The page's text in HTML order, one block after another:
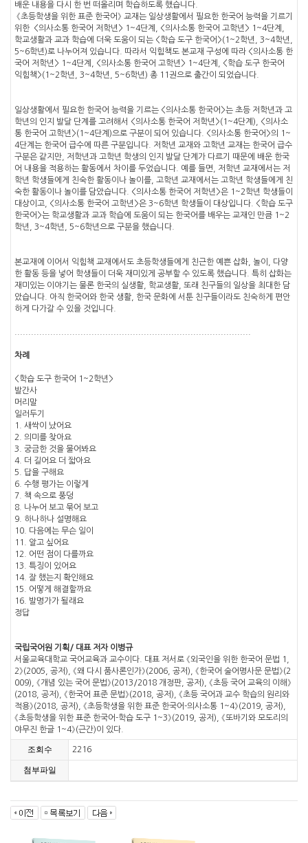
배운 내용을 다시 한 번 떠올리며 학습하도록 했습니다.
《초등학생을 위한 표준 한국어》 교재는 일상생활에서 필요한 한국어 능력을 기르기
위한 <의사소통 한국어 저학년> 1~4단계, <의사소통 한국어 고학년> 1~4단계,
학교생활과 교과 학습에 더욱 도움이 되는 <학습 도구 한국어>(1~2학년, 3~4학년,
5~6학년)로 나누어져 있습니다. 따라서 익힘책도 본교재 구성에 따라 <의사소통 한
국어 저학년> 1~4단계, <의사소통 한국어 고학년> 1~4단계, <학습 도구 한국어
익힘책>(1~2학년, 3~4학년, 5~6학년) 총 11권으로 출간이 되었습니다.
일상생활에서 필요한 한국어 능력을 기르는 <의사소통 한국어>는 초등 저학년과 고
학년의 인지 발달 단계를 고려해서 <의사소통 한국어 저학년>(1~4단계), <의사소
통 한국어 고학년>(1~4단계)으로 구분이 되어 있습니다. <의사소통 한국어>의 1~
4단계는 한국어 급수에 따른 구분입니다. 저학년 교재와 고학년 교재는 한국어 급수
구분은 같지만, 저학년과 고학년 학생의 인지 발달 단계가 다르기 때문에 배운 한국
어 내용을 적용하는 활동에서 차이를 두었습니다. 예를 들면, 저학년 교재에서는 저
학년 학생들에게 친숙한 활동이나 놀이를, 고학년 교재에서는 고학년 학생들에게 친
숙한 활동이나 놀이를 담았습니다. <의사소통 한국어 저학년>은 1~2학년 학생들이
대상이고, <의사소통 한국어 고학년>은 3~6학년 학생들이 대상입니다. <학습 도구
한국어>는 학교생활과 교과 학습에 도움이 되는 한국어를 배우는 교재인 만큼 1~2
학년, 3~4학년, 5~6학년으로 구분을 했습니다.
본교재에 이어서 익힘책 교재에서도 초등학생들에게 친근한 예쁜 삽화, 놀이, 다양
한 활동 등을 넣어 학생들이 더욱 재미있게 공부할 수 있도록 했습니다. 특히 삽화는
재미있는 이야기는 물론 한국의 실생활, 학교생활, 또래 친구들의 일상을 최대한 담
았습니다. 아직 한국어와 한국 생활, 한국 문화에 서툰 친구들이라도 친숙하게 편안
하게 다가갈 수 있을 것입니다.
차례
<학습 도구 한국어 1~2학년>
발간사
머리말
일러두기
1. 새싹이 났어요
2. 의미를 찾아요
3. 궁금한 것을 물어봐요
4. 더 길어요 더 짧아요
5. 답을 구해요
6. 수행 평가는 이렇게
7. 책 속으로 풍덩
8. 나누어 보고 묶어 보고
9. 하나하나 설명해요
10. 다음에는 무슨 일이
11. 알고 싶어요
12. 어떤 점이 다를까요
13. 특징이 있어요
14. 잘 했는지 확인해요
15. 어떻게 해결할까요
16. 발명가가 될래요
정답
국립국어원 기획/ 대표 저자 이병규
서울교육대학교 국어교육과 교수이다. 대표 저서로 《외국인을 위한 한국어 문법 1,
2》(2005, 공저), 《왜 다시 품사론인가》(2006, 공저), 《한국어 술어명사문 문법》(2
009), 《개념 있는 국어 문법》(2013/2018 개정판, 공저), 《초등 국어 교육의 이해》
(2018, 공저), 《한국어 표준 문법》(2018, 공저), 《초등 국어과 교수 학습의 원리와
적용》(2018, 공저), 《초등학생을 위한 표준 한국어-의사소통 1~4》(2019, 공저),
《초등학생을 위한 표준 한국어-학습 도구 1~3》(2019, 공저), 《또바기와 모도리의
야무진 한글 1~4》(근간)이 있다.
조회수 2216
첨부파일